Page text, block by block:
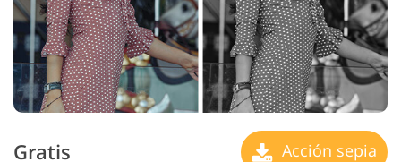
Gratis Acción sepia